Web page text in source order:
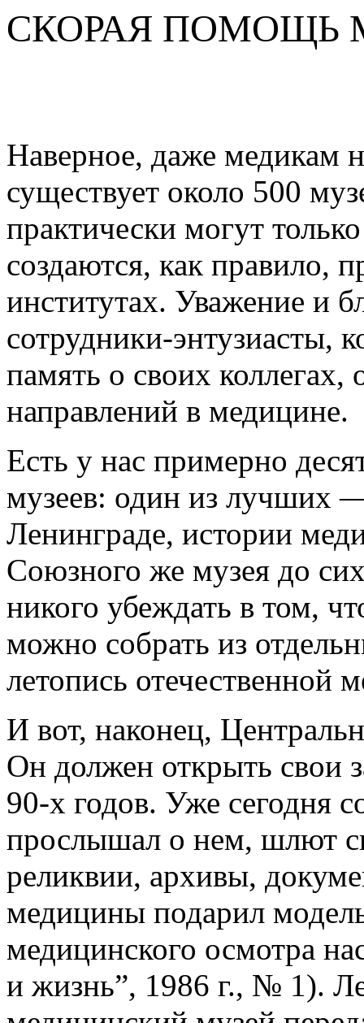
СКОРАЯ
Наверное, даже медикам
существует около 500
практически могут
создаются, как правило,
институтах. Уважение и
сотрудники-энтузиасты,
память о своих
направлений в медицине.
Есть у нас примерно
музеев: один из лучших
Ленинграде, истории
Союзного же музея до
никого убеждать в том,
можно собрать из
летопись отечественной
И вот, наконец,
Он должен открыть свои
90-х годов. Уже сегодня
прослышал о нем, шлют
реликвии, архивы,
медицины подарил
медицинского осмотра
и жизнь”, 1986 г., № 1).